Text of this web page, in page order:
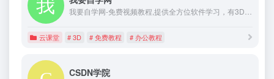
我要自学网-免费视频教程,提供全方位软件学习，有3D教程，平面教程，多媒体制作教程，办公信息化教程，机械设计教程，网站制作教程,电脑培训
云课堂 # 3D # 免费教程 # 办公教程
CSDN学院